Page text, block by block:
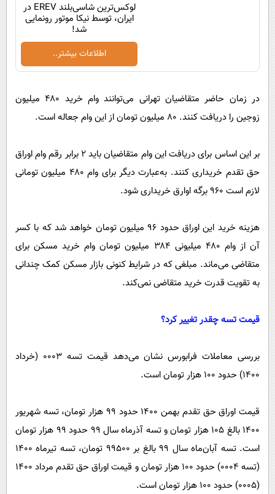
لوکس‌ترین شاسی‌بلند EREV در
ایران، توسط نیکا موتور رونمایی
شد!
اطلاعات بیشتر..
در زمان حاضر متقاضیان تهرانی می‌توانند وام خرید ۴۸۰ میلیون
زوجین را دریافت کنند. ۸۰ میلیون تومان از این وام جعاله است.
بر این اساس برای دریافت این وام متقاضیان باید ۲ برابر رقم وام اوراق
حق تقدم خریداری کنند. به‌عبارت دیگر برای وام ۴۸۰ میلیون تومانی
لازم است ۹۶۰ برگه اوارق خریداری شود.
هزینه خرید این اوراق حدود ۹۶ میلیون تومان خواهد شد که با کسر
آن از وام ۴۸۰ میلیونی ۳۸۴ میلیون تومان وام خرید مسکن برای
متقاضی می‌ماند. مبلغی که در شرایط کنونی بازار مسکن کمک چندانی
به تقویت قدرت خرید متقاضی نمی‌کند.
قیمت تسه چقدر تغییر کرد؟
بررسی معاملات فرابورس نشان می‌دهد قیمت تسه ۰۰۰۳ (خرداد
۱۴۰۰) حدود ۱۰۰ هزار تومان است.
قیمت اوراق حق تقدم بهمن ۱۴۰۰ حدود ۹۹ هزار تومان، تسه شهریور
۱۴۰۰ بالغ ۱۰۵ هزار تومان و تسه آذرماه سال ۹۹ حدود ۹۹ هزار تومان
است. تسه آبان‌ماه سال ۹۹ بالغ بر ۹۹۵۰۰ تومان، تسه تیرماه ۱۴۰۰
(تسه ۰۰۰۴) حدود ۱۰۰ هزار تومان و قیمت اوراق حق تقدم مرداد ۱۴۰۰
(۰۰۰۵) حدود ۱۰۰ هزار تومان است.